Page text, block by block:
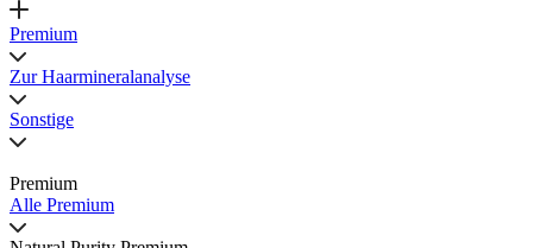
Premium
Zur Haarmineralanalyse
Sonstige
Premium
Alle Premium